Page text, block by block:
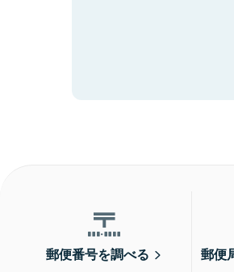
郵便番号を調べる
郵便